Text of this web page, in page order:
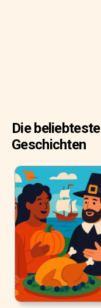
Die
Geschichten